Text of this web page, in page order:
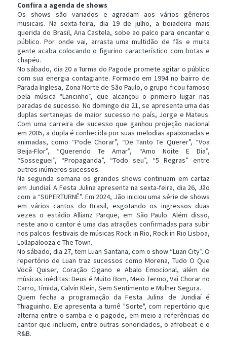
Confira a agenda de shows
Os shows são variados e agradam aos vários gêneros
musicais. Na sexta-feira, dia 19 de julho, a boiadeira mais
querida do Brasil, Ana Castela, sobe ao palco para encantar o
público. Por onde vai, arrasta uma multidão de fãs e muita
gente acaba colocando o figurino característico com botas e
chapéu.
No sábado, dia 20 a Turma do Pagode promete agitar o público
com sua energia contagiante. Formado em 1994 no bairro de
Parada Inglesa, Zona Norte de São Paulo, o grupo ficou famoso
pela música “Lancinho”, que alcançou o primeiro lugar nas
paradas de sucesso. No domingo dia 21, se apresenta uma das
duplas sertanejas de maior sucesso no país, Jorge e Mateus.
Com uma carreira de sucesso que ganhou projeção nacional
em 2005, a dupla é conhecida por suas melodias apaixonadas e
animadas, como “Pode Chorar”, “De Tanto Te Querer”, “Voa
Beija-Flor”, “Querendo Te Amar”, “Amo Noite E Dia”,
“Sosseguei”, “Propaganda”, “Todo seu”, “5 Regras” entre
outros inúmeros sucessos.
Na segunda semana os grandes shows continuam em cartaz
em Jundiaí. A Festa Julina apresenta na sexta-feira, dia 26, Jão
com a “SUPERTURNÊ”. Em 2024, Jão iniciou uma série de shows
em vários cantos do Brasil, esgotando os ingressos duas
vezes o estádio Allianz Parque, em São Paulo. Além disso,
neste ano o cantor é uma das atrações confirmadas para subir
nos palcos festivais de músicas Rock in Rio, Rock in Rio Lisboa,
Lollapalooza e The Town.
No sábado, dia 27, tem Luan Santana, com o show “Luan City”. O
repertório de Luan traz sucessos como Morena, Tudo O Que
Você Quiser, Coração Cigano e Abalo Emocional, além de
músicas inéditas: Deus é Muito Bom, Meio Termo, Vai Chorar no
Carro, Tímida, Calvin Klein, Sem Sentimento e Mulher Segura.
Quem fecha a programação da Festa Julina de Jundiaí é
Thiaguinho. Ele apresenta a turnê "Sorte", com repertório que
alterna entre o samba e o pagode, em meio a referências do
cantor que incluem, entre outras sonoridades, o afrobeat e o
R&B.